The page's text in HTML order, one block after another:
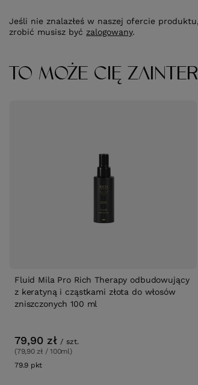
Jeśli nie znalazłeś w naszej ofercie
zrobić musisz być zalogowany.
TO MOŻE CIĘ
Fluid Mila Pro Rich Therapy odbudowujący
z keratyną i cząstkami złota do włosów
zniszczonych 100 ml
79,90 zł / szt.
(79,90 zł / 100ml)
79.9 pkt